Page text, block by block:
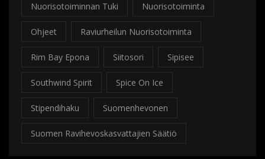
Nuorisotoiminnan Tuki Nuorisotoiminta
Ohjeet Raviurheilun Nuorisotoiminta
Rim Bay Epona Siitosori Sipisee
Southwind Spirit Spice On Ice
Stipendihaku Suomenhevonen
Suomen Ravihevoskasvattajien Säätiö